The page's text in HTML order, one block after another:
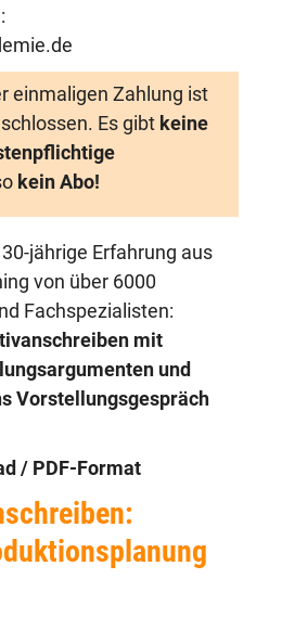
einmaligen Zahlung ist
Es gibt keine
kein Abo!
jährige Erfahrung aus
von über 6000
Fachspezialisten:
mit
und
Vorstellungsgespräch
/ PDF-Format